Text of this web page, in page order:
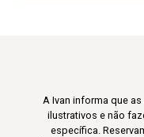
A Ivan informa que
ilustrativos e não
específica.